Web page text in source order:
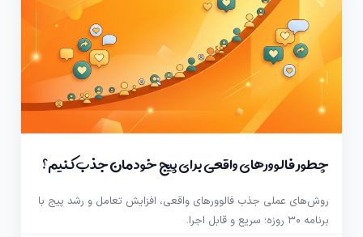
چطور فالوورهای واقعی برای پیج خودمان جذب کنیم؟
روش‌های عملی جذب فالوورهای واقعی، افزایش تعامل و رشد پیج با
برنامه ۳۰ روزه؛ سریع و قابل اجرا.